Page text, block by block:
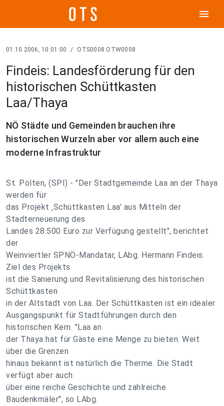
menu
01.10.2006, 10:01:00 / OTS0008 OTW0008
Findeis: Landesförderung für den
historischen Schüttkasten
Laa/Thaya
NÖ Städte und Gemeinden brauchen ihre
historischen Wurzeln aber vor allem auch eine
moderne Infrastruktur
St. Pölten, (SPI) - "Der Stadtgemeinde Laa an der Thaya
werden für
das Projekt ‚Schüttkasten Laa’ aus Mitteln der
Stadterneuerung des
Landes 28.500 Euro zur Verfügung gestellt", berichtet
der
Weinviertler SPNÖ-Mandatar, LAbg. Hermann Findeis.
Ziel des Projekts
ist die Sanierung und Revitalisierung des historischen
Schüttkasten
in der Altstadt von Laa. Der Schüttkasten ist ein idealer
Ausgangspunkt für Stadtführungen durch den
historischen Kern. "Laa an
der Thaya hat für Gäste eine Menge zu bieten. Weit
über die Grenzen
hinaus bekannt ist natürlich die Therme. Die Stadt
verfügt aber auch
über eine reiche Geschichte und zahlreiche
Baudenkmäler", so LAbg.